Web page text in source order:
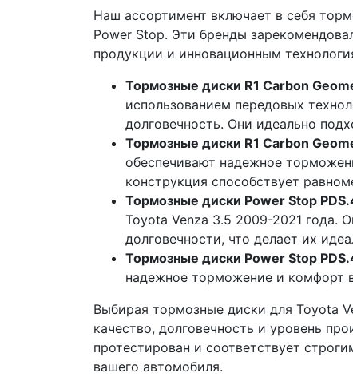
Наш ассортимент включает в себя
Power Stop. Эти бренды
продукции и инновационным
Тормозные диски R1 Carbon
использованием передовых
долговечность. Они идеально
Тормозные диски R1 Carbon
обеспечивают надежное
конструкция способствует
Тормозные диски Power Stop
Toyota Venza 3.5 2009-2021 года.
долговечности, что делает их
Тормозные диски Power Stop
надежное торможение и комфорт
Выбирая тормозные диски для Toyota
качество, долговечность и уровень
протестирован и соответствует
вашего автомобиля.